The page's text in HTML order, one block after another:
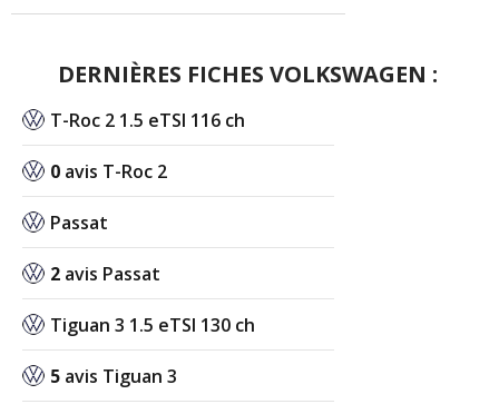
DERNIÈRES FICHES VOLKSWAGEN :
T-Roc 2 1.5 eTSI 116 ch
0 avis T-Roc 2
Passat
2 avis Passat
Tiguan 3 1.5 eTSI 130 ch
5 avis Tiguan 3